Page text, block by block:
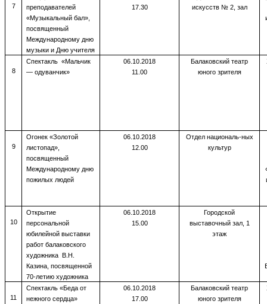
7
преподавателей
«Музыкальный бал»,
посвященный
Международному дню
музыки и Дню учителя
17.30
искусств № 2, зал
8
Спектакль «Мальчик
— одуванчик»
06.10.2018
11.00
Балаковский театр
юного зрителя
9
Огонек «Золотой
листопад»,
посвященный
Международному дню
пожилых людей
06.10.2018
12.00
Отдел националь-ных
культур
10
Открытие
персональной
юбилейной выставки
работ балаковского
художника В.Н.
Казина, посвященной
70-летию художника
06.10.2018
15.00
Городской
выставочный зал, 1
этаж
11
Спектакль «Беда от
нежного сердца»
06.10.2018
17.00
Балаковский театр
юного зрителя